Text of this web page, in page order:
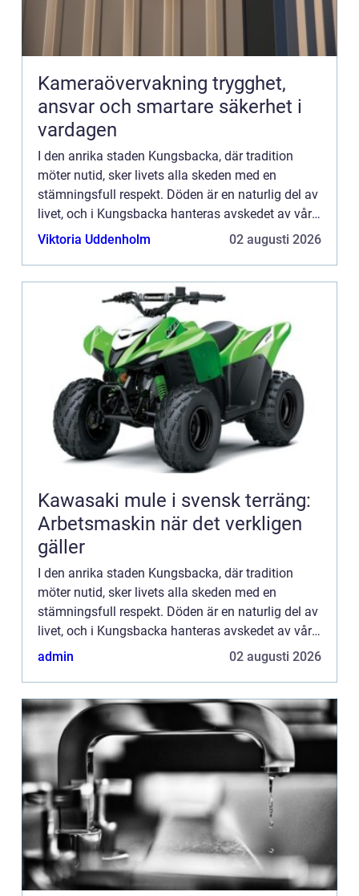
Kameraövervakning trygghet,
ansvar och smartare säkerhet i
vardagen
I den anrika staden Kungsbacka, där tradition
möter nutid, sker livets alla skeden med en
stämningsfull respekt. Döden är en naturlig del av
livet, och i Kungsbacka hanteras avskedet av våra
nära och kära med ...
Viktoria Uddenholm 02 augusti 2026
Kawasaki mule i svensk terräng:
Arbetsmaskin när det verkligen
gäller
I den anrika staden Kungsbacka, där tradition
möter nutid, sker livets alla skeden med en
stämningsfull respekt. Döden är en naturlig del av
livet, och i Kungsbacka hanteras avskedet av våra
nära och kära med ...
admin 02 augusti 2026